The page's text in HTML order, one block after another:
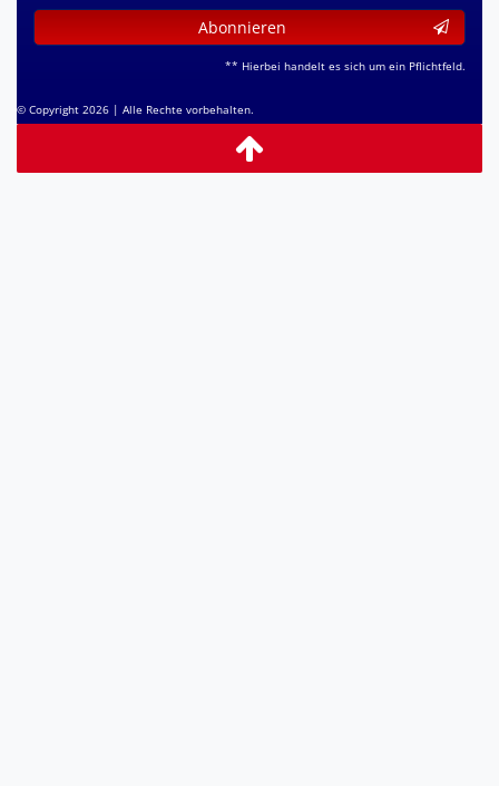
Abonnieren
** Hierbei handelt es sich um ein Pflichtfeld.
© Copyright 2026 | Alle Rechte vorbehalten.